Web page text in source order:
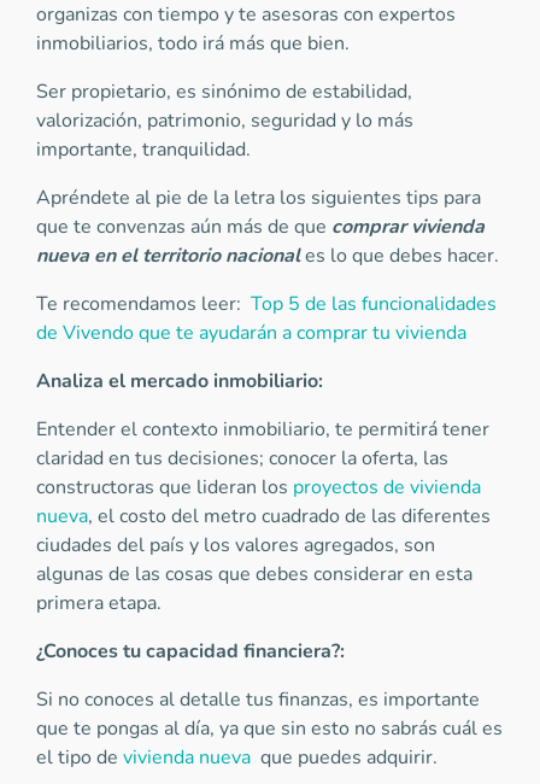
organizas con tiempo y te asesoras con expertos
inmobiliarios, todo irá más que bien.
Ser propietario, es sinónimo de estabilidad,
valorización, patrimonio, seguridad y lo más
importante, tranquilidad.
Apréndete al pie de la letra los siguientes tips para
que te convenzas aún más de que comprar vivienda
nueva en el territorio nacionales lo que debes hacer.
Te recomendamos leer: Top 5 de las funcionalidades
de Vivendo que te ayudarán a comprar tu vivienda
Analiza el mercado inmobiliario:
Entender el contexto inmobiliario, te permitirá tener
claridad en tus decisiones; conocer la oferta, las
constructoras que lideran los proyectos de vivienda
nueva, el costo del metro cuadrado de las diferentes
ciudades del país y los valores agregados, son
algunas de las cosas que debes considerar en esta
primera etapa.
¿Conoces tu capacidad financiera?:
Si no conoces al detalle tus finanzas, es importante
que te pongas al día, ya que sin esto no sabrás cuál es
el tipo de vivienda nueva que puedes adquirir.